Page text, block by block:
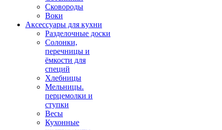
Сковороды
Воки
Аксессуары для кухни
Разделочные доски
Солонки,
перечницы и
ёмкости для
специй
Хлебницы
Мельницы.
перцемолки и
ступки
Весы
Кухонные